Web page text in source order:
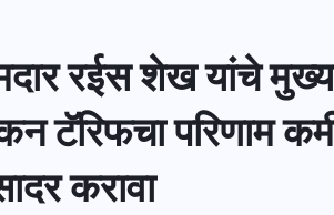
रईस शेख यांचे
टॅरिफचा परिणाम
करावा